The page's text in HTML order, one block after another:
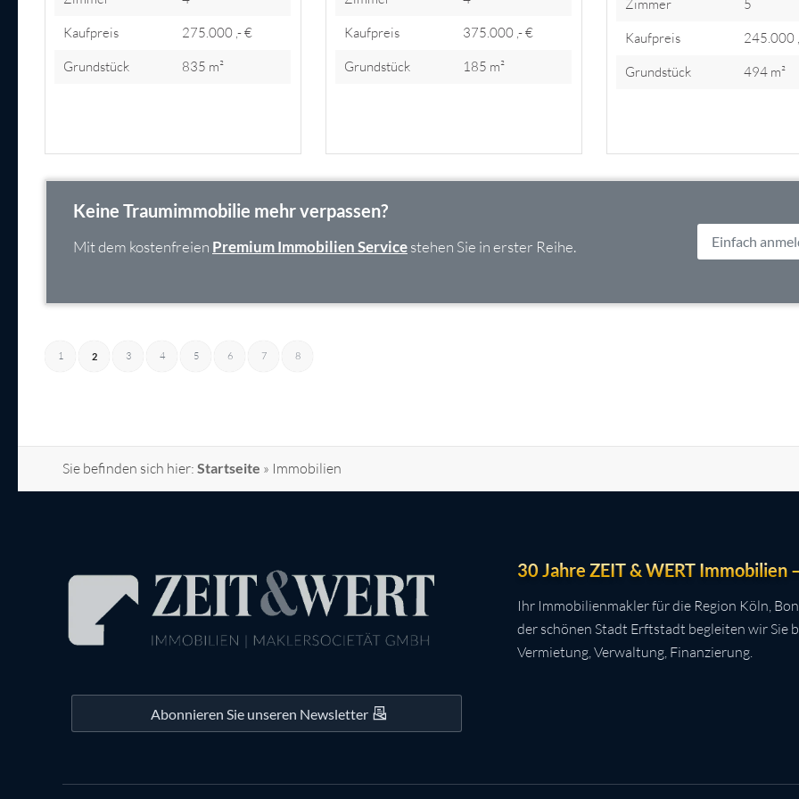
Kaufpreis
275.000 ,- €
Grundstück
835 m²
Kaufpreis
375.000 ,- €
Grundstück
185 m²
Zimmer
5
Kaufpreis
245.000
Grundstück
494 m²
Keine Traumimmobilie mehr verpassen?
Mit dem kostenfreien Premium Immobilien Servicestehen Sie in erster Reihe. Einfach
1 2 3 4 5 6 7 8
Sie befinden sich hier: Startseite » Immobilien
Abonnieren Sie unseren Newsletter
30 Jahre ZEIT & WERT Immobilien
Ihr Immobilienmakler für die Region Köln,
der schönen Stadt Erftstadt begleiten wir Sie
Vermietung, Verwaltung, Finanzierung.